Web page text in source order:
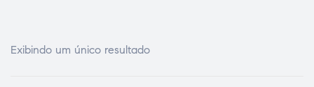
Exibindo um único resultado